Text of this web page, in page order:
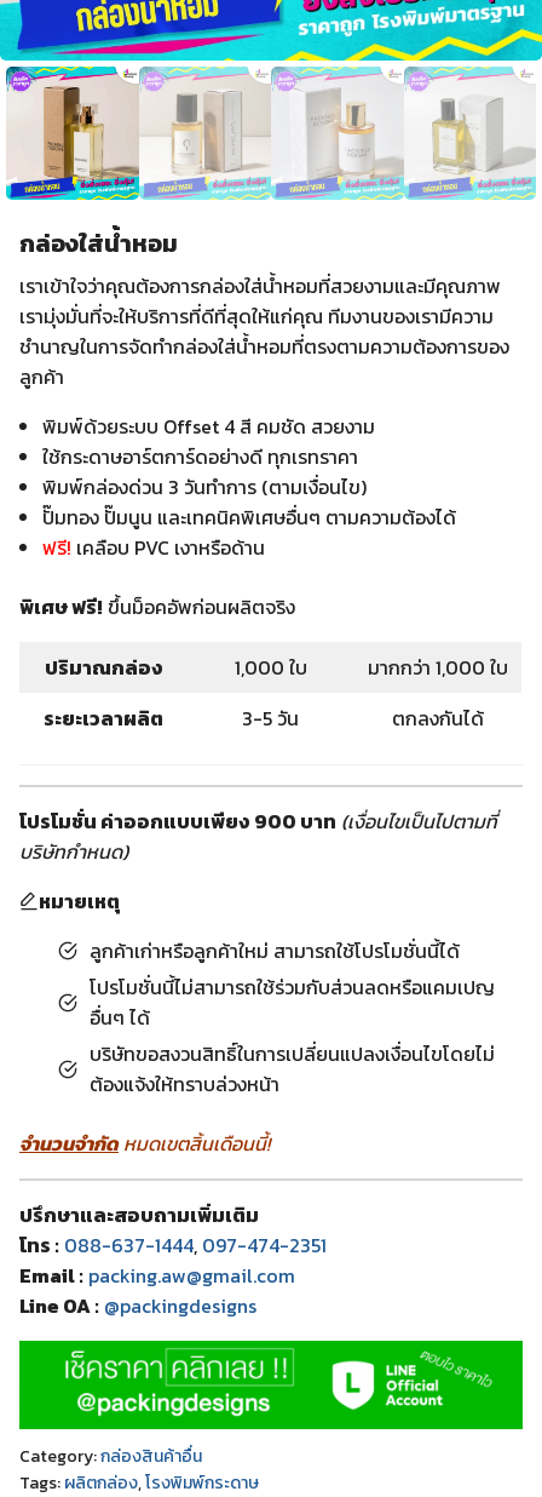
กล่องใส่น้ำหอม
เราเข้าใจว่าคุณต้องการกล่องใส่น้ำหอมที่สวยงามและมีคุณภาพ
เรามุ่งมั่นที่จะให้บริการที่ดีที่สุดให้แก่คุณ ทีมงานของเรามีความ
ชำนาญในการจัดทำกล่องใส่น้ำหอมที่ตรงตามความต้องการของ
ลูกค้า
พิมพ์ด้วยระบบ Offset 4 สี คมชัด สวยงาม
ใช้กระดาษอาร์ตการ์ดอย่างดี ทุกเรทราคา
พิมพ์กล่องด่วน 3 วันทำการ (ตามเงื่อนไข)
ปั๊มทอง ปั๊มนูน และเทคนิคพิเศษอื่นๆ ตามความต้องได้
ฟรี! เคลือบ PVC เงาหรือด้าน
พิเศษ ฟรี! ขึ้นม็อคอัพก่อนผลิตจริง
ปริมาณกล่อง 1,000 ใบ
มากกว่า 1,000 ใบ
ระยะเวลาผลิต
3-5 วัน ตกลงกันได้
โปรโมชั่น ค่าออกแบบเพียง 900 บาท (เงื่อนไขเป็นไปตามที่
บริษัทกำหนด)
หมายเหตุ
ลูกค้าเก่าหรือลูกค้าใหม่ สามารถใช้โปรโมชั่นนี้ได้
โปรโมชั่นนี้ไม่สามารถใช้ร่วมกับส่วนลดหรือแคมเปญ
อื่นๆ ได้
บริษัทขอสงวนสิทธิ์ในการเปลี่ยนแปลงเงื่อนไขโดยไม่
ต้องแจ้งให้ทราบล่วงหน้า
จำนวนจำกัดหมดเขตสิ้นเดือนนี้!
ปรึกษาและสอบถามเพิ่มเติม
โทร : 088-637-1444, 097-474-2351
Email : packing.aw@gmail.com
Line OA : @packingdesigns
Category:กล่องสินค้าอื่น
Tags:ผลิตกล่อง,โรงพิมพ์กระดาษ